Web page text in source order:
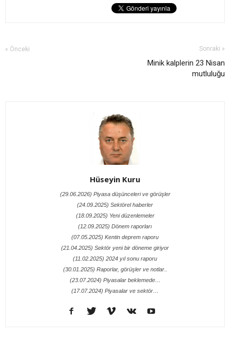
« Önceki Sonraki »
Minik kalplerin 23 Nisan
mutluluğu
Hüseyin Kuru
(29.06.2026) Piyasa düşünceleri ve görüşler
(24.09.2025) Sektörel haberler
(18.09.2025) Yeni düzenlemeler
(12.09.2025) Dönem raporları
(07.05.2025) Kentin deprem raporu
(21.04.2025) Sektör yeni bir döneme giriyor
(11.02.2025) 2024 yıl sonu raporu
(30.01.2025) Raporlar, görüşler ve notlar..
(23.07.2024) Piyasalar beklemede…
(17.07.2024) Piyasalar ve sektör…